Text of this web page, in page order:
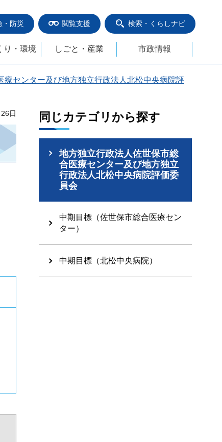
・防災 閲覧支援 検索・くらしナビ
り・環境 しごと・産業 市政情報
療センター及び地方独立行政法人北松中央病院評
日 同じカテゴリから探す
地方独立行政法人佐世保市総
合医療センター及び地方独立
行政法人北松中央病院評価委
員会
中期目標（佐世保市総合医療セン
ター）
中期目標（北松中央病院）